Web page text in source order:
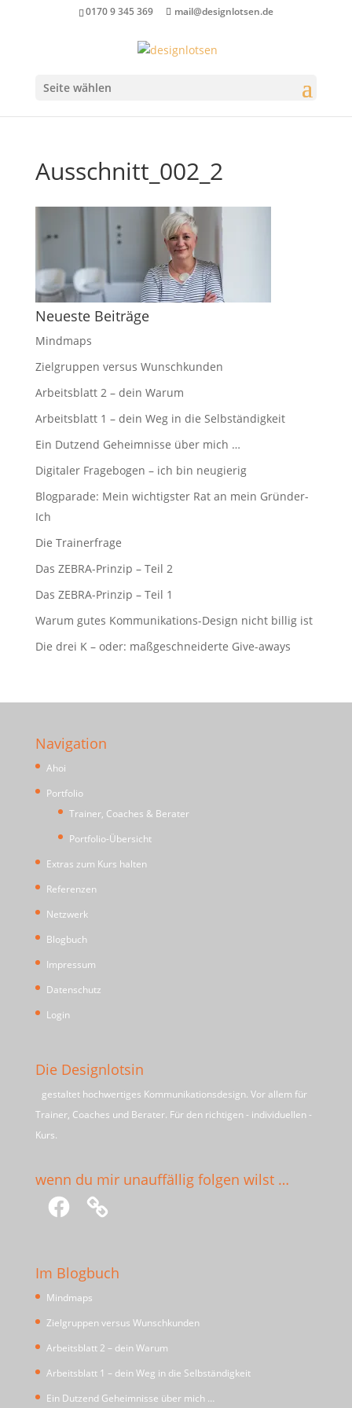
0170 9 345 369 mail@designlotsen.de
Seite wählen
Ausschnitt_002_2
Neueste Beiträge
Mindmaps
Zielgruppen versus Wunschkunden
Arbeitsblatt 2 – dein Warum
Arbeitsblatt 1 – dein Weg in die Selbständigkeit
Ein Dutzend Geheimnisse über mich …
Digitaler Fragebogen – ich bin neugierig
Blogparade: Mein wichtigster Rat an mein Gründer-
Ich
Die Trainerfrage
Das ZEBRA-Prinzip – Teil 2
Das ZEBRA-Prinzip – Teil 1
Warum gutes Kommunikations-Design nicht billig ist
Die drei K – oder: maßgeschneiderte Give-aways
Navigation
Ahoi
Portfolio
Trainer, Coaches & Berater
Portfolio-Übersicht
Extras zum Kurs halten
Referenzen
Netzwerk
Blogbuch
Impressum
Datenschutz
Login
Die Designlotsin
gestaltet hochwertiges Kommunikationsdesign. Vor allem für
Trainer, Coaches und Berater. Für den richtigen - individuellen -
Kurs.
wenn du mir unauffällig folgen wilst …
Facebook
Im Blogbuch
Mindmaps
Zielgruppen versus Wunschkunden
Arbeitsblatt 2 – dein Warum
Arbeitsblatt 1 – dein Weg in die Selbständigkeit
Ein Dutzend Geheimnisse über mich …